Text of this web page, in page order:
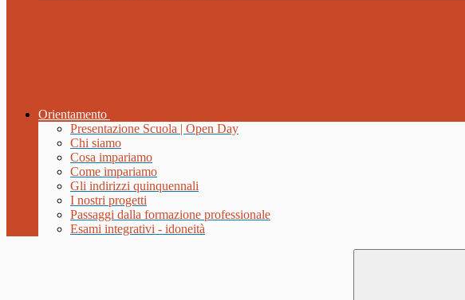
Orientamento
Presentazione Scuola | Open Day
Chi siamo
Cosa impariamo
Come impariamo
Gli indirizzi quinquennali
I nostri progetti
Passaggi dalla formazione professionale
Esami integrativi - idoneità